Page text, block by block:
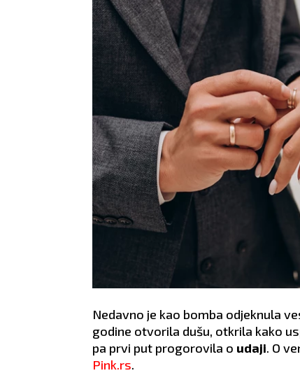
Nedavno je kao bomba odjeknula
godine otvorila dušu, otkrila kako
pa prvi put progorovila o udaji. O
Pink.rs.